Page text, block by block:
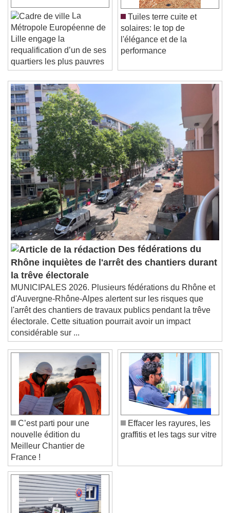
Unmute
Current Time
/
Duration
Loaded :0%
Stream TypeLIVE
Seek to live, currently behind liveLIVE
Remaining Time-0:00
1x
Playback Rate
Chapters
Chapters
Descriptions
descriptions off, selected
Subtitles
subtitles settings, opens subtitles
settings dialog
subtitles off, selected
Audio Track
Picture-in-Picture
Fullscreen
This is a modal window.
Beginning of dialog window. Escape will cancel
and close the window.
Text
Color Opacity
Text Background
Color Opacity
Caption Area Background
Color Opacity
Font Size
Text Edge Style
Font Family
La
Métropole Européenne de
Lille engage la
requalification d’un de ses
quartiers les plus pauvres
Tuiles terre cuite et
solaires: le top de
l'élégance et de la
Des fédérations du
Rhône inquiètes de l'arrêt des chantiers durant
la trêve électorale
MUNICIPALES 2026. Plusieurs fédérations du Rhône et
d'Auvergne-Rhône-Alpes alertent sur les risques que
l'arrêt des chantiers de travaux publics pendant la trêve
électorale. Cette situation pourrait avoir un impact
considérable sur ...
C’est parti pour une
nouvelle édition du
Meilleur Chantier de
France !
Effacer les rayures, les